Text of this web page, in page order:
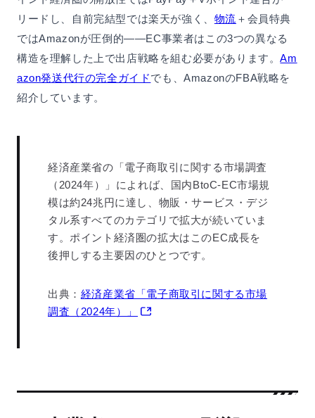
リードし、自前完結型では楽天が強く、 物流 ＋会員特典
ではAmazonが圧倒的——EC事業者はこの3つの異なる
構造を理解した上で出店戦略を組む必要があります。Am
azon発送代行の完全ガイドでも、AmazonのFBA戦略を
紹介しています。
経済産業省の「電子商取引に関する市場調査
（2024年）」によれば、国内BtoC-EC市場規
模は約24兆円に達し、物販・サービス・デジ
タル系すべてのカテゴリで拡大が続いていま
す。ポイント経済圏の拡大はこのEC成長を
後押しする主要因のひとつです。
出典： 経済産業省「電子商取引に関する市場
調査（2024年）」